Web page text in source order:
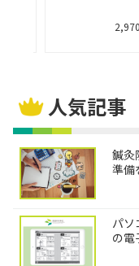
人気記事
鍼灸
準備
パ
の電